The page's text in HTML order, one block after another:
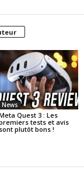
News
Quest 3 : Les
tests et avis
plutôt bons !